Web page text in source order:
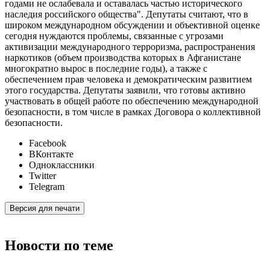
годами не ослабевала и оставалась частью исторического
наследия российского общества". Депутаты считают, что в
широком международном обсуждении и объективной оценке
сегодня нуждаются проблемы, связанные с угрозами
активизации международного терроризма, распространения
наркотиков (объем производства которых в Афганистане
многократно вырос в последние годы), а также с
обеспечением прав человека и демократическим развитием
этого государства. Депутаты заявили, что готовы активно
участвовать в общей работе по обеспечению международной
безопасности, в том числе в рамках Договора о коллективной
безопасности.
Facebook
ВКонтакте
Одноклассники
Twitter
Telegram
Версия для печати
Новости по теме